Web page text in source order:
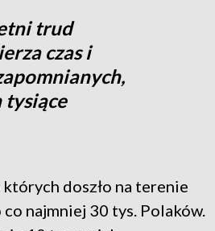
trud
czas i
tysiące
doszło na terenie
najmniej 30 tys. Polaków.